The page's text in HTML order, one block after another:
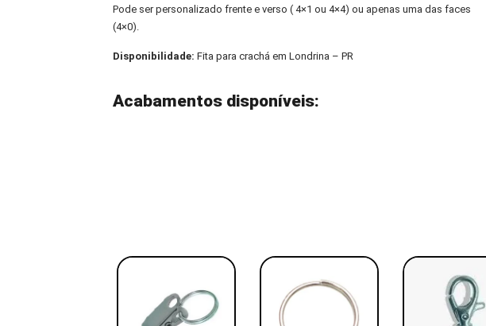
Pode ser personalizado frente e verso ( 4×1 ou 4×4) ou apenas uma das faces
(4×0).
Disponibilidade:Fita para crachá em Londrina – PR
Acabamentos disponíveis: